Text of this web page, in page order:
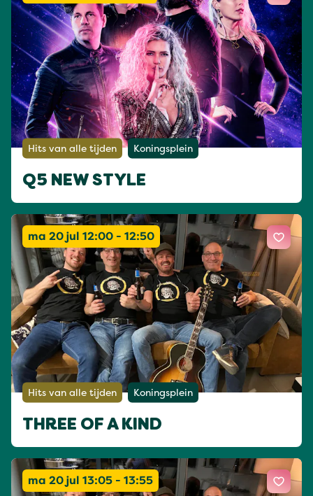
Hits van alle tijden Koningsplein
Q5 NEW STYLE
ma 20 jul 12:00 - 12:50
Hits van alle tijden Koningsplein
THREE OF A KIND
ma 20 jul 13:05 - 13:55